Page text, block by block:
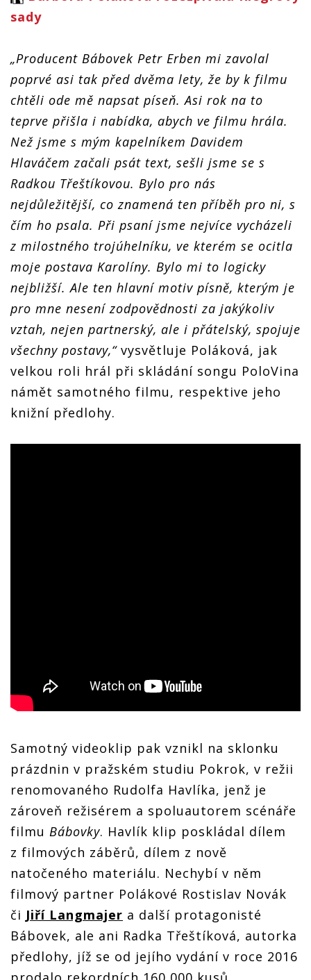
sady
„Producent Bábovek Petr Erben mi zavolal
poprvé asi tak před dvěma lety, že by k filmu
chtěli ode mě napsat píseň. Asi rok na to
teprve přišla i nabídka, abych ve filmu hrála.
Než jsme s mým kapelníkem Davidem
Hlaváčem začali psát text, sešli jsme se s
Radkou Třeštíkovou. Bylo pro nás
nejdůležitější, co znamená ten příběh pro ni, s
čím ho psala. Při psaní jsme nejvíce vycházeli
z milostného trojúhelníku, ve kterém se ocitla
moje postava Karolíny. Bylo mi to logicky
nejbližší. Ale ten hlavní motiv písně, kterým je
pro mne nesení zodpovědnosti za jakýkoliv
vztah, nejen partnerský, ale i přátelský, spojuje
všechny postavy,“vysvětluje Poláková, jak
velkou roli hrál při skládání songu PoloVina
námět samotného filmu, respektive jeho
knižní předlohy.
Samotný videoklip pak vznikl na sklonku
prázdnin v pražském studiu Pokrok, v režii
renomovaného Rudolfa Havlíka, jenž je
zároveň režisérem a spoluautorem scénáře
filmu Bábovky. Havlík klip poskládal dílem
z filmových záběrů, dílem z nově
natočeného materiálu. Nechybí v něm
filmový partner Polákové Rostislav Novák
či Jiří Langmajer a další protagonisté
Bábovek, ale ani Radka Třeštíková, autorka
předlohy, jíž se od jejího vydání v roce 2016